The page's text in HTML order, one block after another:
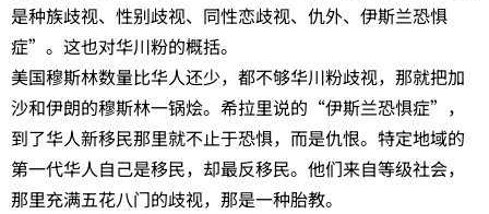
是种族歧视、性别歧视、同性恋歧视、仇外、伊斯兰恐惧
症”。这也对华川粉的概括。
美国穆斯林数量比华人还少，都不够华川粉歧视，那就把加
沙和伊朗的穆斯林一锅烩。希拉里说的“伊斯兰恐惧症”，
到了华人新移民那里就不止于恐惧，而是仇恨。特定地域的
第一代华人自己是移民，却最反移民。他们来自等级社会，
那里充满五花八门的歧视，那是一种胎教。